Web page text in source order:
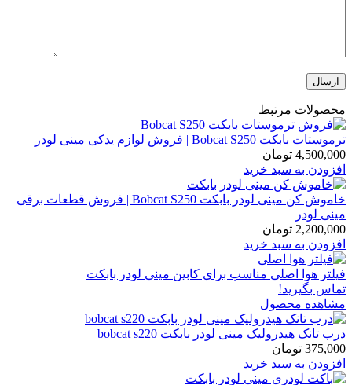
محصولات مرتبط
ترموستات بابکت Bobcat S250 | فروش لوازم یدکی مینی لودر
4,500,000 تومان
افزودن به سبد خرید
خاموش کن مینی لودر بابکت Bobcat S250 | فروش قطعات برقی
مینی لودر
2,200,000 تومان
افزودن به سبد خرید
فیلتر هوا اصلی مناسب برای کابین مینی لودر بابکت
تماس بگیرید!
مشاهده محصول
درب تانک هیدرولیک مینی لودر بابکت bobcat s220
375,000 تومان
افزودن به سبد خرید